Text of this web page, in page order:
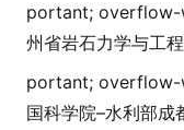
portant;
州省岩石力学与工
portant;
国科学院–水利部成